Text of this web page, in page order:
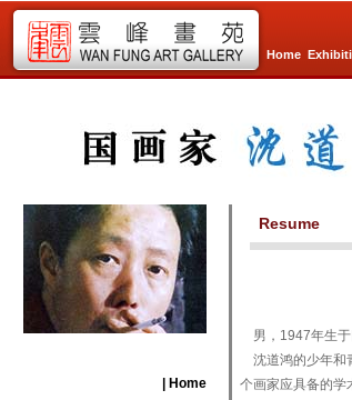
Home
| Home
Resume
男，1947年生于
沈道鸿的少年和
个画家应具备的学